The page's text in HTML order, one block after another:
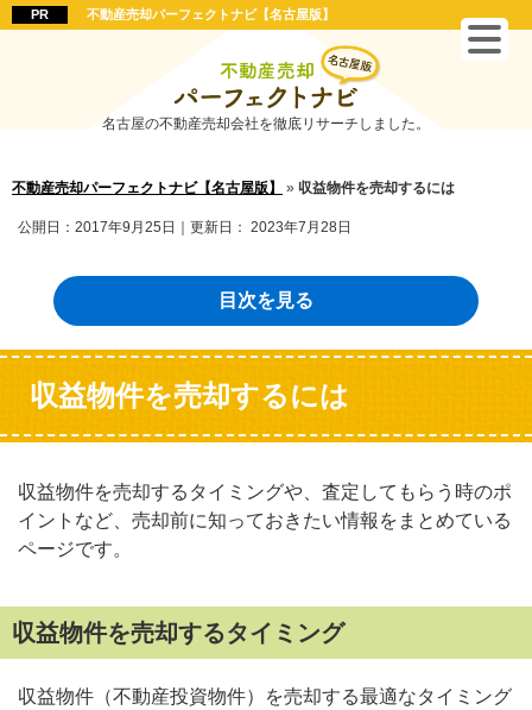
不動産売却パーフェクトナビ【名古屋版】
名古屋の不動産売却会社を徹底リサーチしました。
不動産売却パーフェクトナビ【名古屋版】 » 収益物件を売却するには
公開日： 2017年9月25日 ｜更新日： 2023年7月28日
目次を見る
収益物件を売却するには
収益物件を売却するタイミングや、査定してもらう時のポ
イントなど、売却前に知っておきたい情報をまとめている
ページです。
収益物件を売却するタイミング
収益物件（不動産投資物件）を売却する最適なタイミング